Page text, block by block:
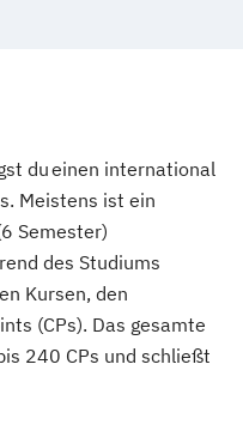
Industrial
Office
EN)
im
im europäischen
und
du einen international
Meistens ist ein
Semester)
des Studiums
Kursen, den
(CPs). Das gesamte
240 CPs und schließt